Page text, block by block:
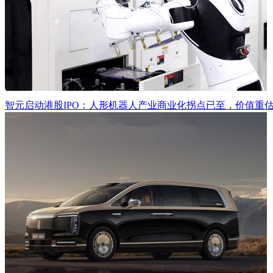
智元启动港股IPO：人形机器人产业商业化拐点已至，价值重